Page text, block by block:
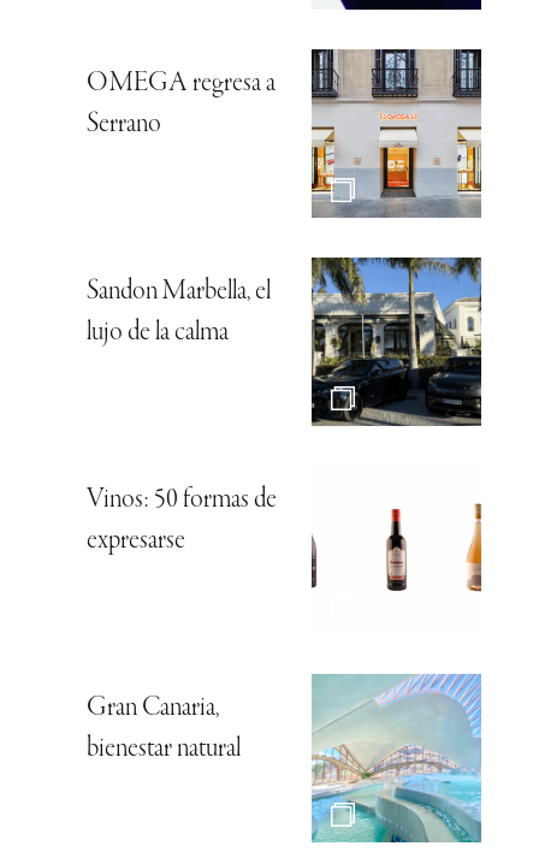
OMEGA regresa a
Serrano
Sandon Marbella, el
lujo de la calma
Vinos: 50 formas de
expresarse
Gran Canaria,
bienestar natural